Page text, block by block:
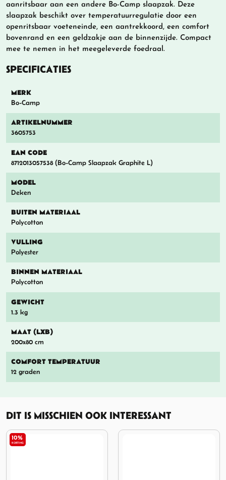
aanritsbaar aan een andere Bo-Camp slaapzak. Deze
slaapzak beschikt over temperatuurregulatie door een
openritsbaar voeteneinde, een aantrekkoord, een comfort
bovenrand en een geldzakje aan de binnenzijde. Compact
mee te nemen in het meegeleverde foedraal.
SPECIFICATIES
MERK
Bo-Camp
ARTIKELNUMMER
3605753
EAN CODE
8712013057538 (Bo-Camp Slaapzak Graphite L)
MODEL
Deken
BUITEN MATERIAAL
Polycotton
VULLING
Polyester
BINNEN MATERIAAL
Polycotton
GEWICHT
1.3 kg
MAAT (LXB)
200x80 cm
COMFORT TEMPERATUUR
12 graden
DIT IS MISSCHIEN OOK INTERESSANT
10%
KORTING